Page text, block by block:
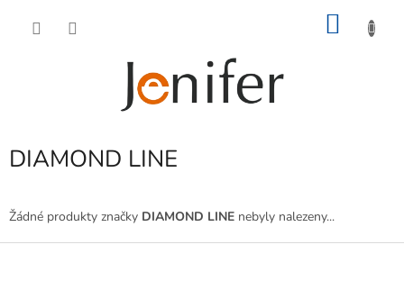
DIAMOND LINE
Žádné produkty značky DIAMOND LINE nebyly nalezeny...
Z